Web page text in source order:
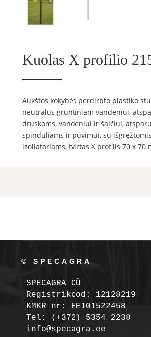
Kuolas X profilio
Aukštos kokybės perdirbto plastiko
neutralus gruntiniam vandeniui,
druskoms, vandeniui ir šalčiui,
spinduliams ir puvimui, su
izoliatoriams, tvirtas X profilis 70 x 70
© SPECAGRA
SPECAGRA OÜ
Registrikood: 12128219
KMKR nr: EE101522458
Tel: (+372) 5354 2238
info@specagra.ee